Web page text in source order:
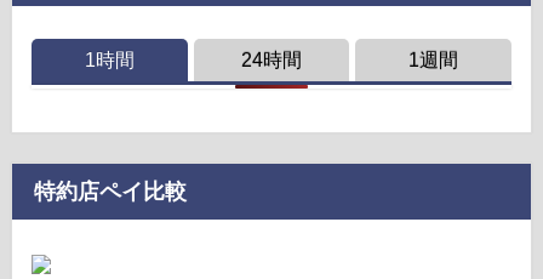
1時間 24時間 1週間
特約店ペイ比較